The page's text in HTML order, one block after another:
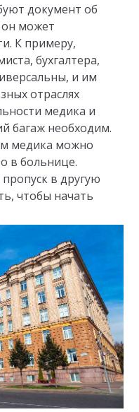
документ об
он может
К примеру,
бухгалтера,
и им
отраслях
медика и
багаж необходим.
медика можно
в больнице.
в другую
чтобы начать